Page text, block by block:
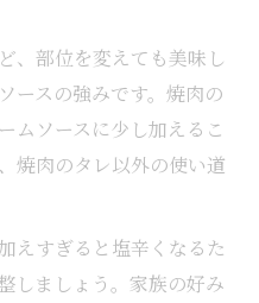
、部位を変えても美味し
ースの強みです。焼肉の
ムソースに少し加えるこ
焼肉のタレ以外の使い道
えすぎると塩辛くなるた
しましょう。家族の好み